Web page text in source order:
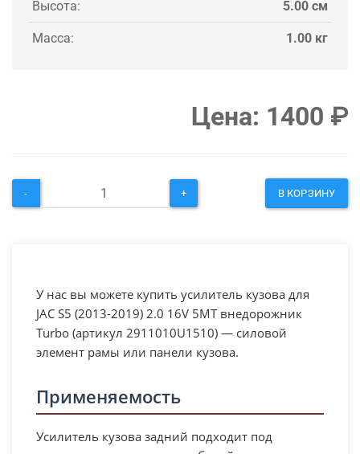
Высота: 5.00 см
Масса: 1.00 кг
Цена: 1400 ₽
- + В КОРЗИНУ
У нас вы можете купить усилитель кузова для
JAC S5 (2013-2019) 2.0 16V 5MT внедорожник
Turbo (артикул 2911010U1510) — силовой
элемент рамы или панели кузова.
Применяемость
Усилитель кузова задний подходит под